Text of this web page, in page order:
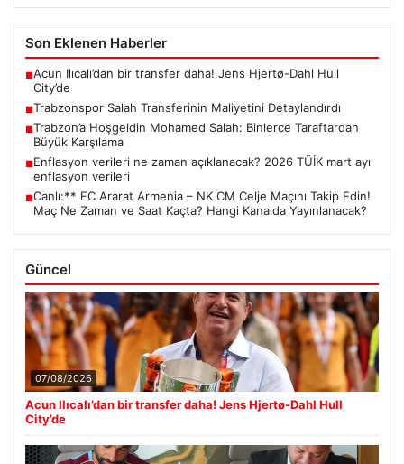
Son Eklenen Haberler
■Acun Ilıcalı’dan bir transfer daha! Jens Hjertø-Dahl Hull
City’de
■Trabzonspor Salah Transferinin Maliyetini Detaylandırdı
■Trabzon’a Hoşgeldin Mohamed Salah: Binlerce Taraftardan
Büyük Karşılama
■Enflasyon verileri ne zaman açıklanacak? 2026 TÜİK mart ayı
enflasyon verileri
■Canlı:** FC Ararat Armenia – NK CM Celje Maçını Takip Edin!
Maç Ne Zaman ve Saat Kaçta? Hangi Kanalda Yayınlanacak?
Güncel
07/08/2026
Acun Ilıcalı’dan bir transfer daha! Jens Hjertø-Dahl Hull
City’de